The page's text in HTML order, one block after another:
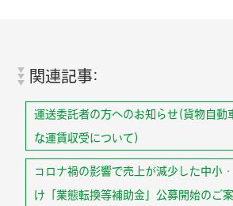
関連記事:
運送委託者の方へのお知らせ(貨物自動
な運賃収受について)
コロナ禍の影響で売上が減少した中小
け「業態転換等補助金」公募開始のご